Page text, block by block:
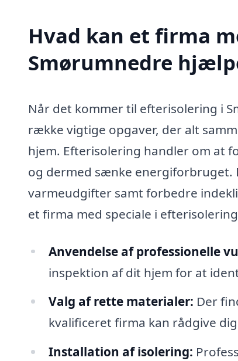
Hvad kan et firma
Smørumnedre
Når det kommer til efterisolering i
række vigtige opgaver, der alt
hjem. Efterisolering handler om at
og dermed sænke energiforbruget.
varmeudgifter samt forbedre
et firma med speciale i
Anvendelse af professionelle
inspektion af dit hjem for at
Valg af rette materialer: Der
kvalificeret firma kan rådgive
Installation af isolering: